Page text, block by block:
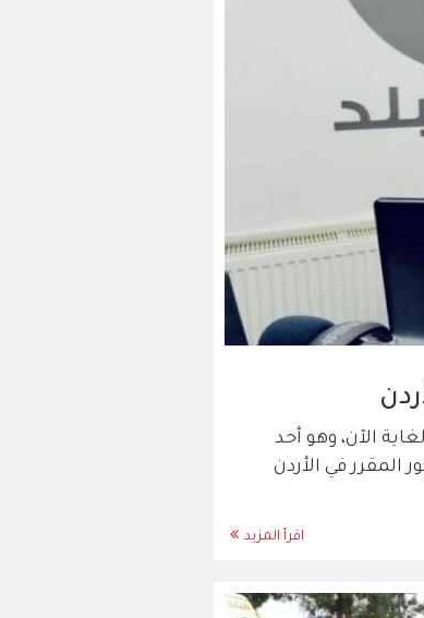
الحالي لغاية الآن، وهو أحد
الأدنى للأجور المقرر في الأردن
اقرأ المزيد